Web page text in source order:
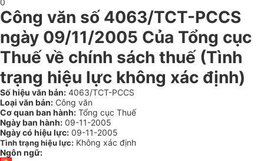
0
Công văn số 4063/TCT-PCCS
ngày 09/11/2005 Của Tổng cục
Thuế về chính sách thuế (Tình
trạng hiệu lực không xác định)
Số hiệu văn bản: 4063/TCT-PCCS
Loại văn bản: Công văn
Cơ quan ban hành: Tổng cục Thuế
Ngày ban hành: 09-11-2005
Ngày có hiệu lực: 09-11-2005
Tình trạng hiệu lực: Không xác định
Ngôn ngữ: